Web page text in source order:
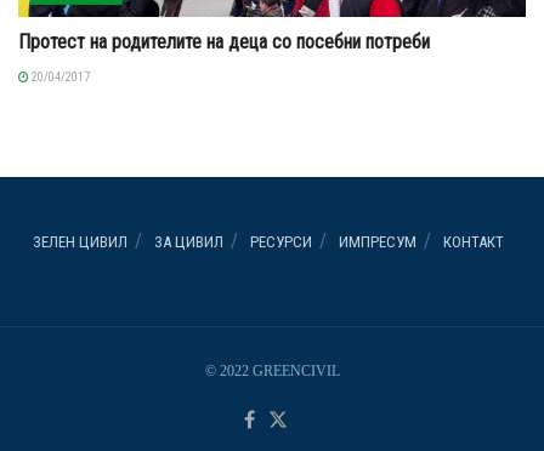
Протест на родителите на деца со посебни потреби
20/04/2017
ЗЕЛЕН ЦИВИЛ ЗА ЦИВИЛ РЕСУРСИ ИМПРЕСУМ КОНТАКТ
© 2022 GREENCIVIL